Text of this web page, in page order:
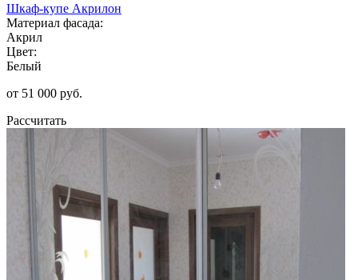
Шкаф-купе Акрилон
Материал фасада:
Акрил
Цвет:
Белый
от 51 000 руб.
Рассчитать